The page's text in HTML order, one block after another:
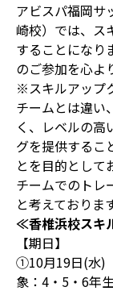
アビスパ福岡サ
崎校）では、ス
することになり
のご参加を心よ
※スキルアップ
チームとは違い
く、レベルの高
グを提供するこ
とを目的として
チームでのトレ
と考えております
≪香椎浜校スキ
【期日】
①10月19日(水
象：4・5・6年